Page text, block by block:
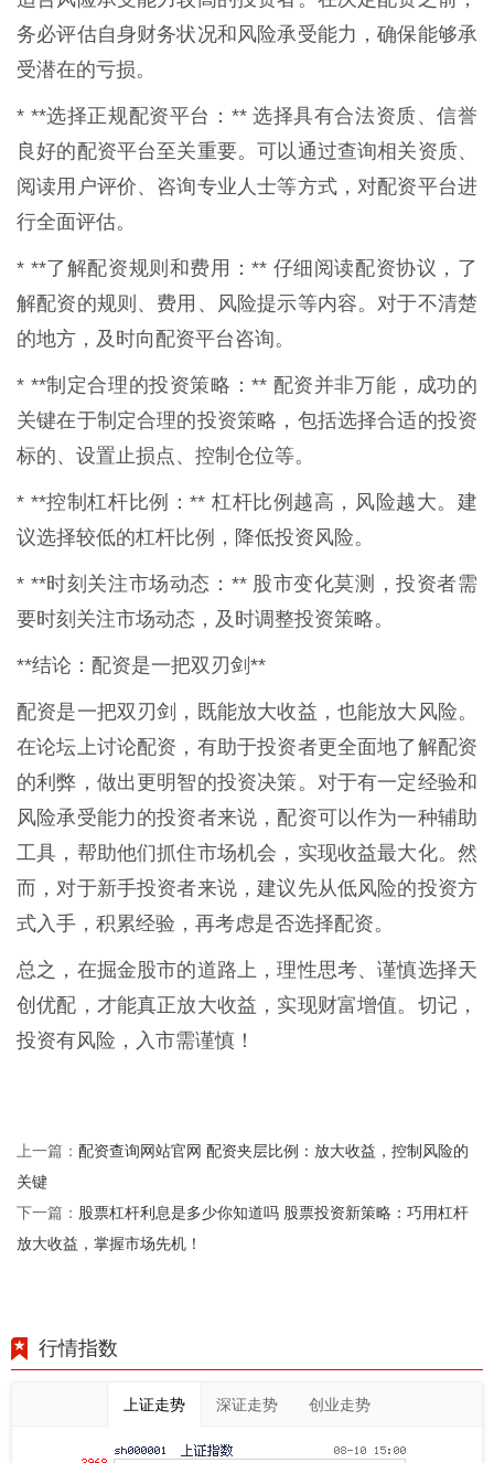
务必评估自身财务状况和风险承受能力，确保能够承
受潜在的亏损。
* **选择正规配资平台：** 选择具有合法资质、信誉
良好的配资平台至关重要。可以通过查询相关资质、
阅读用户评价、咨询专业人士等方式，对配资平台进
行全面评估。
* **了解配资规则和费用：** 仔细阅读配资协议，了
解配资的规则、费用、风险提示等内容。对于不清楚
的地方，及时向配资平台咨询。
* **制定合理的投资策略：** 配资并非万能，成功的
关键在于制定合理的投资策略，包括选择合适的投资
标的、设置止损点、控制仓位等。
* **控制杠杆比例：** 杠杆比例越高，风险越大。建
议选择较低的杠杆比例，降低投资风险。
* **时刻关注市场动态：** 股市变化莫测，投资者需
要时刻关注市场动态，及时调整投资策略。
**结论：配资是一把双刃剑**
配资是一把双刃剑，既能放大收益，也能放大风险。
在论坛上讨论配资，有助于投资者更全面地了解配资
的利弊，做出更明智的投资决策。对于有一定经验和
风险承受能力的投资者来说，配资可以作为一种辅助
工具，帮助他们抓住市场机会，实现收益最大化。然
而，对于新手投资者来说，建议先从低风险的投资方
式入手，积累经验，再考虑是否选择配资。
总之，在掘金股市的道路上，理性思考、谨慎选择天
创优配，才能真正放大收益，实现财富增值。切记，
投资有风险，入市需谨慎！
上一篇： 配资查询网站官网 配资夹层比例：放大收益，控制风险的
关键
下一篇： 股票杠杆利息是多少你知道吗 股票投资新策略：巧用杠杆
放大收益，掌握市场先机！
行情指数
上证走势 深证走势 创业走势